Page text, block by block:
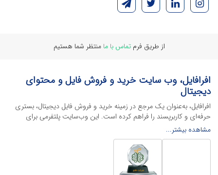
از طریق فرمتماس با ما منتظر شما هستیم
افرافایل، وب سایت خرید و فروش فایل و محتوای
دیجیتال
افرافایل، به‌عنوان یک مرجع در زمینه خرید و فروش فایل دیجیتال، بستری
حرفه‌ای و کاربرپسند را فراهم کرده است. این وب‌سایت‌ پلتفرمی برای
طراحان، دانشجویان و فریلنسرها ایجاد می‌کند تا به راحتی محصولات
دیجیتال خود را به فروش رسانده یا از محتواهایی باکیفیت برای پیشبرد
اهدافشان استفاده کنند.
این سایت با ارائه تنوع گسترده‌ای از محصولات دیجیتال از انواع فایل های
مشاهده بیشتر...